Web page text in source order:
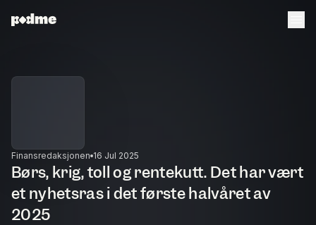
Finansredaksjonen 16 Jul 2025
Børs, krig, toll og rentekutt. Det har vært
et nyhetsras i det første halvåret av
2025